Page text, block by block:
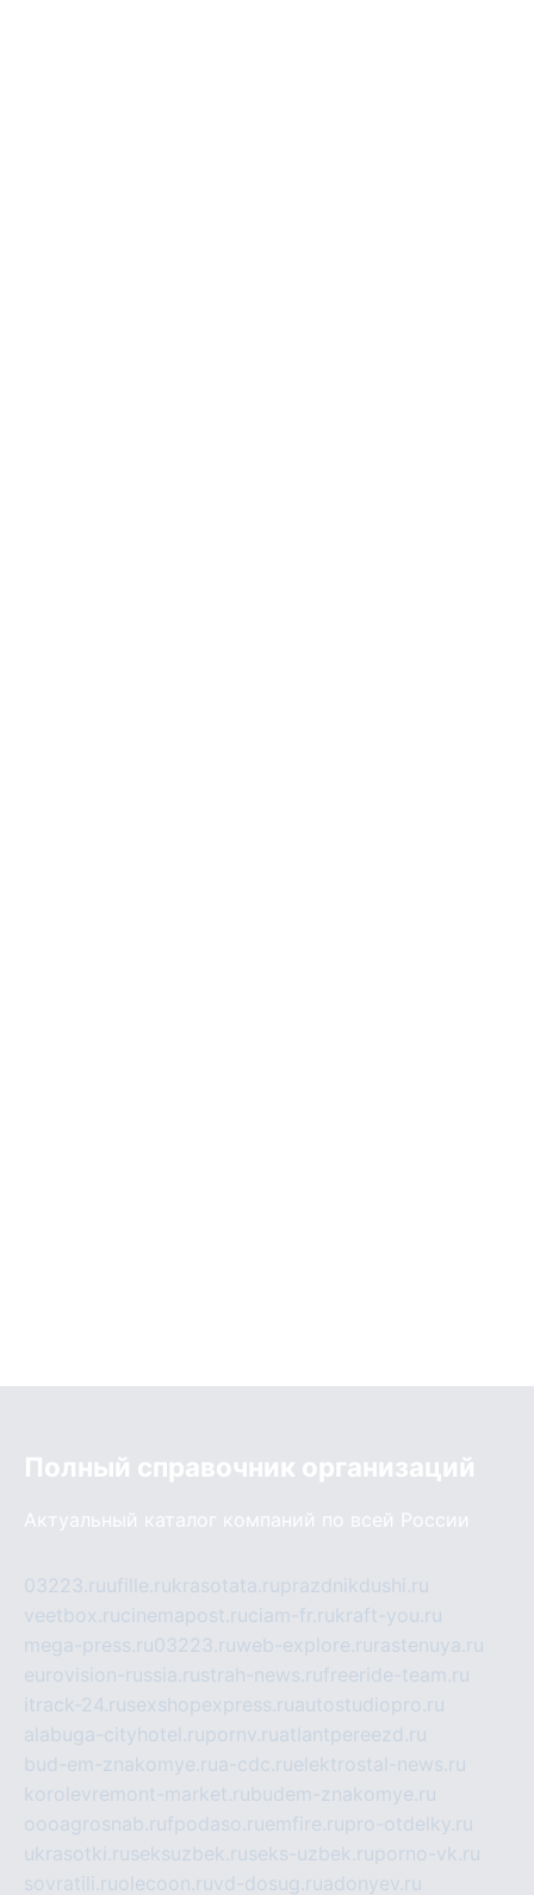
Полный справочник организаций
Актуальный каталог компаний по всей России
03223.ruufille.rukrasotata.ruprazdnikdushi.ru
veetbox.rucinemapost.ruciam-fr.rukraft-you.ru
mega-press.ru03223.ruweb-explore.ru rastenuya.ru
eurovision-russia.rustrah-news.rufreeride-team.ru
itrack-24.rusexshopexpress.ruautostudiopro.ru
alabuga-cityhotel.rupornv.ruatlantpereezd.ru
bud-em-znakomye.rua-cdc.ruelektrostal-news.ru
korolevremont-market.rubudem-znakomye.ru
oooagrosnab.rufpodaso.ruemfire.rupro-otdelky.ru
ukrasotki.ruseksuzbek.ruseks-uzbek.ruporno-vk.ru
sovratili.ruolecoon.ruvd-dosug.ruadonyev.ru